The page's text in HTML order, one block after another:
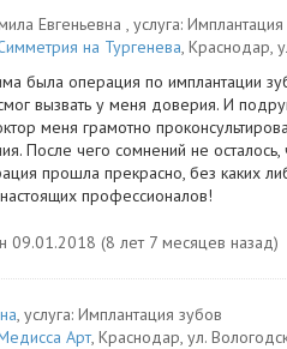
Евгеньевна , услуга: Имплантация
на Тургенева, Краснодар,
была операция по имплантации
вызвать у меня доверия. И
меня грамотно
После чего сомнений не
прошла прекрасно, без каких
профессионалов!
09.01.2018 (8 лет 7 месяцев назад)
, услуга: Имплантация зубов
Арт, Краснодар, ул.